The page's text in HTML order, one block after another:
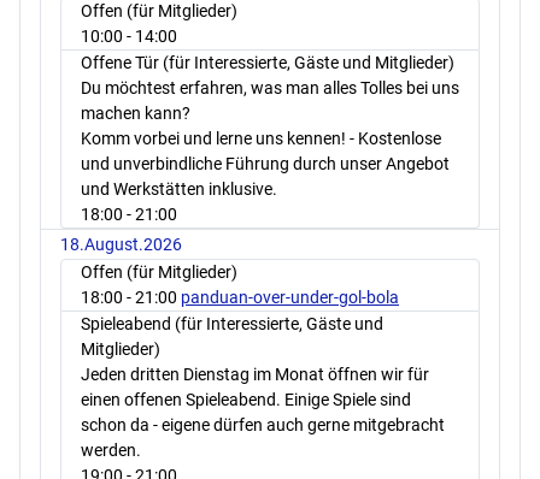
Offen (für Mitglieder)
10:00 - 14:00
Offene Tür (für Interessierte, Gäste und Mitglieder)
Du möchtest erfahren, was man alles Tolles bei uns
machen kann?
Komm vorbei und lerne uns kennen! - Kostenlose
und unverbindliche Führung durch unser Angebot
und Werkstätten inklusive.
18:00 - 21:00
18.August.2026
Offen (für Mitglieder)
18:00 - 21:00 panduan-over-under-gol-bola
Spieleabend (für Interessierte, Gäste und
Mitglieder)
Jeden dritten Dienstag im Monat öffnen wir für
einen offenen Spieleabend. Einige Spiele sind
schon da - eigene dürfen auch gerne mitgebracht
werden.